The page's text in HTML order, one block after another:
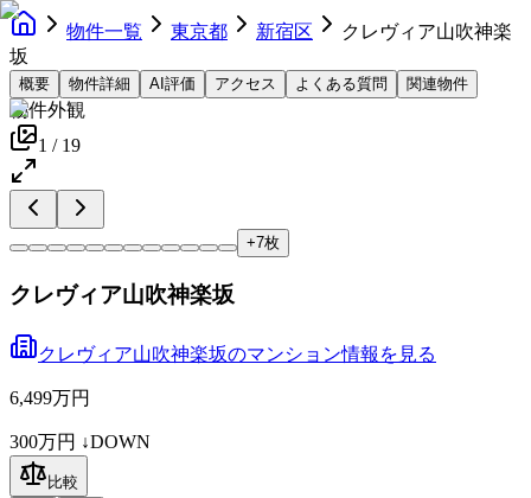
物件一覧 東京都 新宿区
クレヴィア山吹神楽
坂
概要 物件詳細 AI評価 アクセス よくある質問 関連物件
物件外観
1 / 19
+7枚
クレヴィア山吹神楽坂
クレヴィア山吹神楽坂のマンション情報を見る
6,499万円
300万円 ↓DOWN
比較